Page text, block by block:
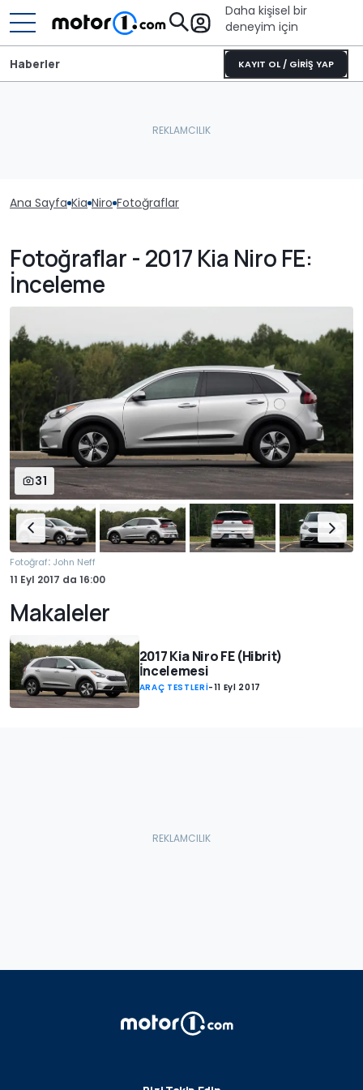
Daha kişisel bir
deneyim için
KAYIT OL / GİRİŞ YAP
Haberler
Ana Sayfa Kia Niro Fotoğraflar
Fotoğraflar - 2017 Kia Niro FE:
İnceleme
31
Fotoğraf: John Neff
11 Eyl 2017 da 16:00
Makaleler
2017 Kia Niro FE (Hibrit)
İncelemesi
ARAÇ TESTLERİ-11 Eyl 2017